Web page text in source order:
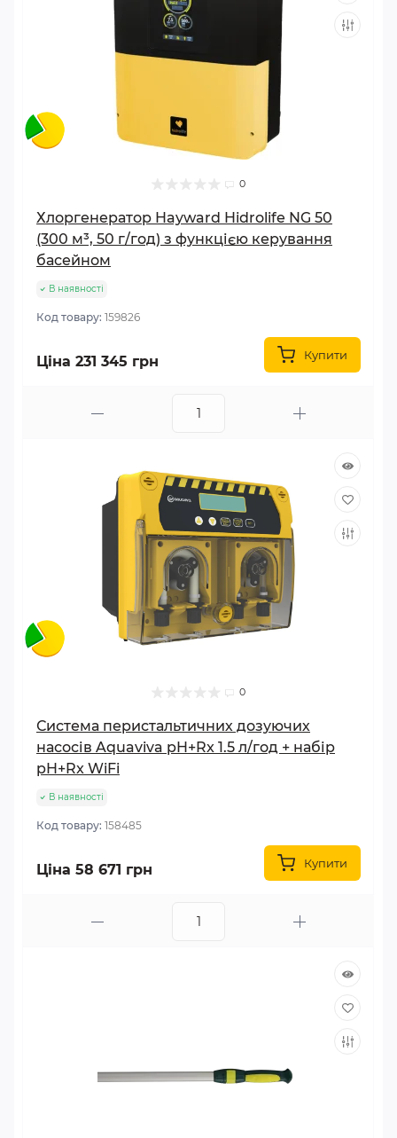
0
Хлоргенератор Hayward Hidrolife NG 50
(300 м³, 50 г/год) з функцією керування
басейном
В наявності
Код товару: 159826
Ціна 231 345 грн Купити
0
Система перистальтичних дозуючих
насосів Aquaviva pH+Rx 1.5 л/год + набір
pH+Rx WiFi
В наявності
Код товару: 158485
Ціна 58 671 грн Купити